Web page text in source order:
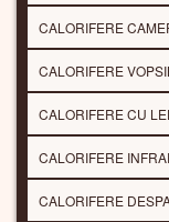
CALORIFERE
CALORIFERE
CALORIFERE CU
CALORIFERE
CALORIFERE